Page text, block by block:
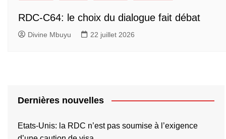
RDC-C64: le choix du dialogue fait débat
Divine Mbuyu 22 juillet 2026
Dernières nouvelles
Etats-Unis: la RDC n’est pas soumise à l’exigence